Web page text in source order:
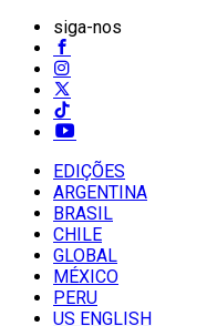
siga-nos
EDIÇÕES
ARGENTINA
BRASIL
CHILE
GLOBAL
MÉXICO
PERU
US ENGLISH